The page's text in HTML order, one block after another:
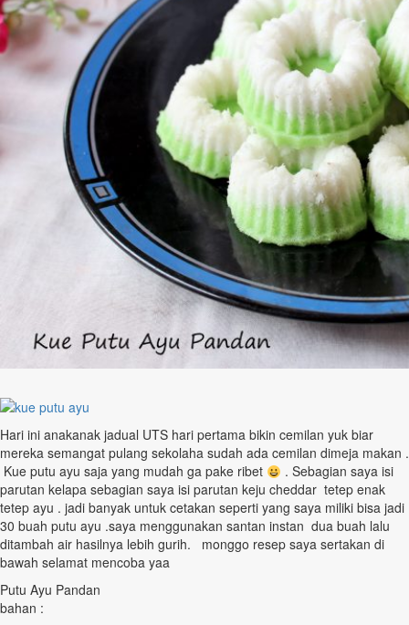
Hari ini anakanak jadual UTS hari pertama bikin cemilan yuk biar
mereka semangat pulang sekolaha sudah ada cemilan dimeja makan .
Kue putu ayu saja yang mudah ga pake ribet
. Sebagian saya isi
parutan kelapa sebagian saya isi parutan keju cheddar tetep enak
tetep ayu . jadi banyak untuk cetakan seperti yang saya miliki bisa jadi
30 buah putu ayu .saya menggunakan santan instan dua buah lalu
ditambah air hasilnya lebih gurih. monggo resep saya sertakan di
bawah selamat mencoba yaa
Putu Ayu Pandan
bahan :